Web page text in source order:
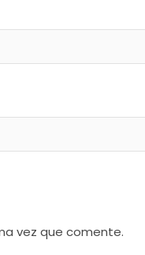
vez que comente.